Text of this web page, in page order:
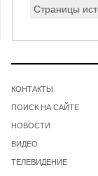
Страницы
КОНТАКТЫ
ПОИСК НА САЙТЕ
НОВОСТИ
ВИДЕО
ТЕЛЕВИДЕНИЕ